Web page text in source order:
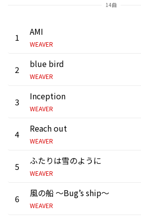
14曲
1 AMI
WEAVER
2 blue bird
WEAVER
3 Inception
WEAVER
4 Reach out
WEAVER
5 ふたりは雪のように
WEAVER
6 風の船 ～Bug’s ship～
WEAVER